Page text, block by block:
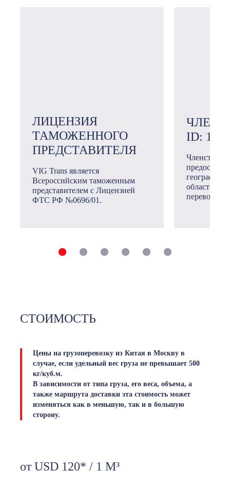
ЛИЦЕНЗИЯ
ТАМОЖЕННОГО
ПРЕДСТАВИТЕЛЯ
VIG Trans является
Всероссийским таможенным
представителем с Лицензией
ФТС РФ №0696/01.
ЧЛЕН
ID:
Членство в
области
перевозок.
СТОИМОСТЬ
Цены на грузоперевозку из Китая в Москву в
случае, если удельный вес груза не превышает 500
кг/куб.м.
В зависимости от типа груза, его веса, объема, а
также маршрута доставки эта стоимость может
изменяться как в меньшую, так и в большую
сторону.
от USD 120* / 1 М³